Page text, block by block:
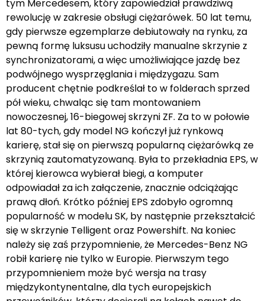
tym Mercedesem, który zapowiedział prawdziwą
rewolucję w zakresie obsługi ciężarówek. 50 lat temu,
gdy pierwsze egzemplarze debiutowały na rynku, za
pewną formę luksusu uchodziły manualne skrzynie z
synchronizatorami, a więc umożliwiające jazdę bez
podwójnego wysprzęglania i międzygazu. Sam
producent chętnie podkreślał to w folderach sprzed
pół wieku, chwaląc się tam montowaniem
nowoczesnej, 16-biegowej skrzyni ZF. Za to w połowie
lat 80-tych, gdy model NG kończył już rynkową
karierę, stał się on pierwszą popularną ciężarówką ze
skrzynią zautomatyzowaną. Była to przekładnia EPS, w
której kierowca wybierał biegi, a komputer
odpowiadał za ich załączenie, znacznie odciążając
prawą dłoń. Krótko później EPS zdobyło ogromną
popularność w modelu SK, by następnie przekształcić
się w skrzynie Telligent oraz Powershift. Na koniec
należy się zaś przypomnienie, że Mercedes-Benz NG
robił karierę nie tylko w Europie. Pierwszym tego
przypomnieniem może być wersja na trasy
międzykontynentalne, dla tych europejskich